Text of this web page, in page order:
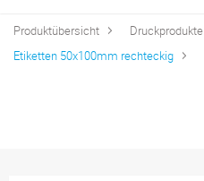
Produktübersicht Druckprodukte
Etiketten 50x100mm rechteckig